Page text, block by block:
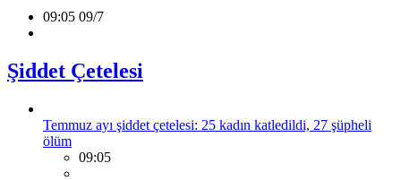
09:05 09/7
Şiddet Çetelesi
Temmuz ayı şiddet çetelesi: 25 kadın katledildi, 27 şüpheli
ölüm
09:05